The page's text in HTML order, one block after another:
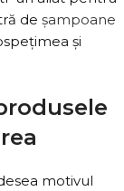
de șampoane
și
motivul